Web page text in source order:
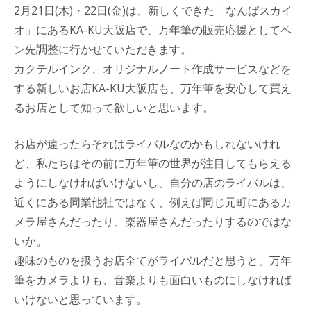
2月21日(木)・22日(金)は、新しくできた「なんばスカイ
オ」にあるKA-KU大阪店で、万年筆の販売応援としてペ
ン先調整に行かせていただきます。
カクテルインク、オリジナルノート作成サービスなどを
する新しいお店KA-KU大阪店も、万年筆を安心して買え
るお店として知って欲しいと思います。
お店が違ったらそれはライバルなのかもしれないけれ
ど、私たちはその前に万年筆の世界が注目してもらえる
ようにしなければいけないし、自分の店のライバルは、
近くにある同業他社ではなく、例えば同じ元町にあるカ
メラ屋さんだったり、楽器屋さんだったりするのではな
いか。
趣味のものを扱うお店全てがライバルだと思うと、万年
筆をカメラよりも、音楽よりも面白いものにしなければ
いけないと思っています。